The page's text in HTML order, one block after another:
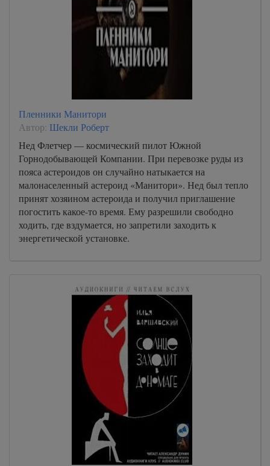
Пленники Манитори
Автор: Шекли Роберт
Нед Флетчер — космический пилот Южной
Горнодобывающей Компании. При перевозке руды из
пояса астероидов он случайно натыкается на
малонаселенный астероид «Манитори». Нед был тепло
принят хозяином астероида и получил приглашение
погостить какое-то время. Ему разрешили свободно
ходить, где вздумается, но запретили заходить к
энергетической установке.